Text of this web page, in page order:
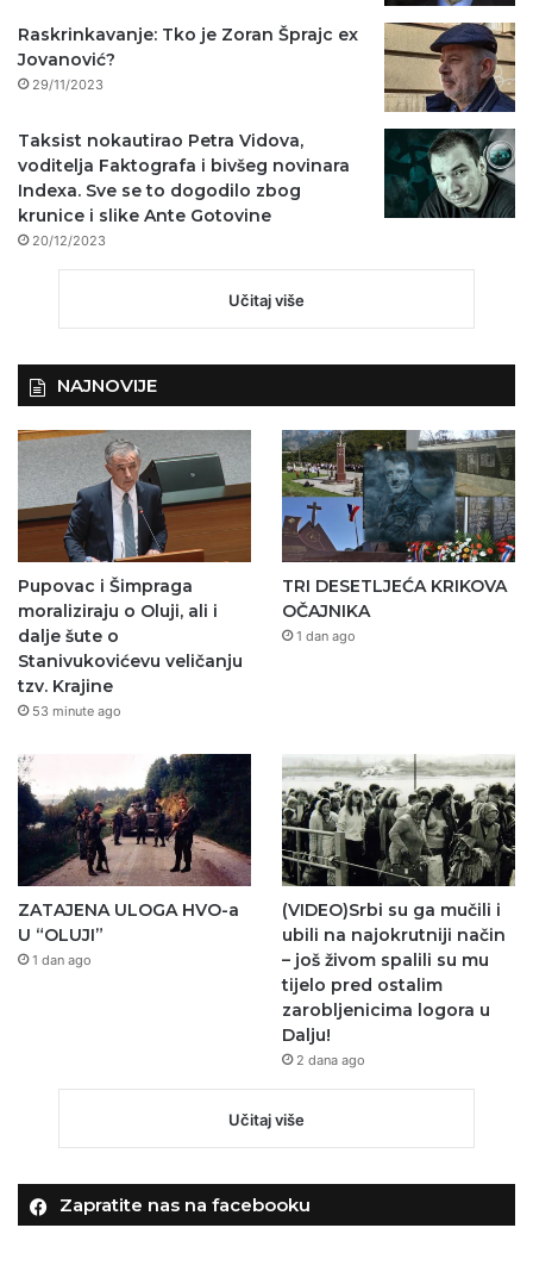
Raskrinkavanje: Tko je Zoran Šprajc ex
Jovanović?
29/11/2023
Taksist nokautirao Petra Vidova,
voditelja Faktografa i bivšeg novinara
Indexa. Sve se to dogodilo zbog
krunice i slike Ante Gotovine
20/12/2023
Učitaj više
NAJNOVIJE
Pupovac i Šimpraga
moraliziraju o Oluji, ali i
dalje šute o
Stanivukovićevu veličanju
tzv. Krajine
53 minute ago
TRI DESETLJEĆA KRIKOVA
OČAJNIKA
1 dan ago
ZATAJENA ULOGA HVO-a
U “OLUJI”
1 dan ago
(VIDEO)Srbi su ga mučili i
ubili na najokrutniji način
– još živom spalili su mu
tijelo pred ostalim
zarobljenicima logora u
Dalju!
2 dana ago
Učitaj više
Zapratite nas na facebooku